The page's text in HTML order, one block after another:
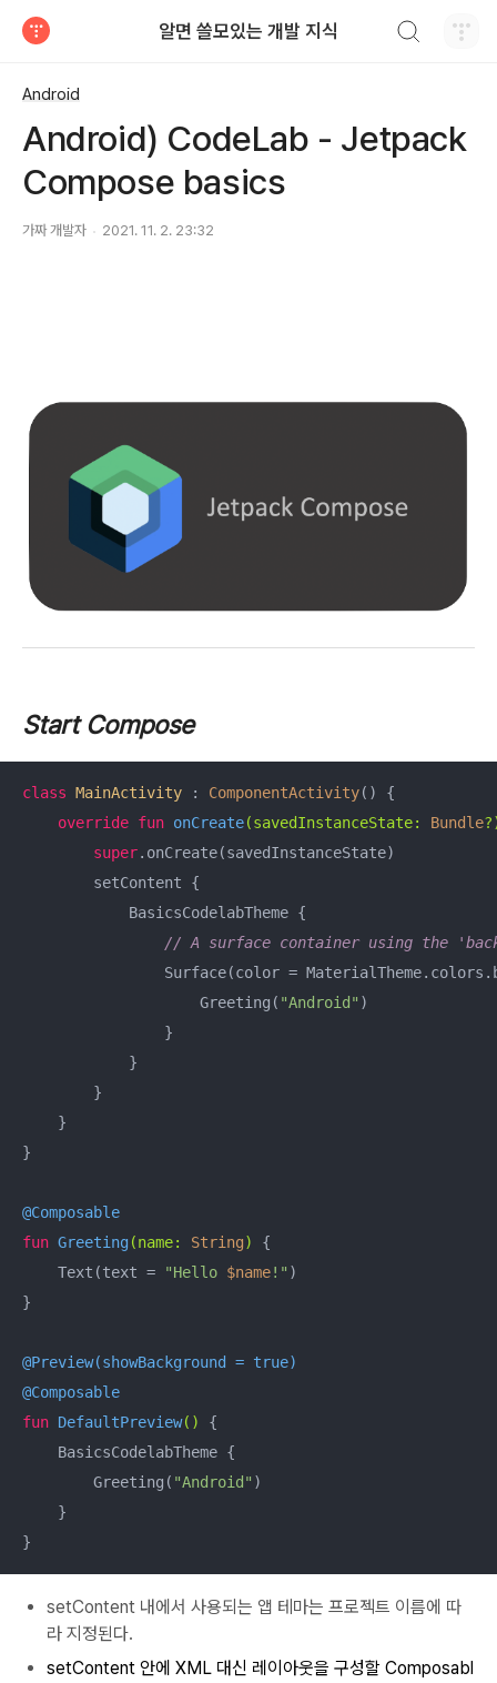
알면 쓸모있는 개발 지식
Android
Android) CodeLab - Jetpack
Compose basics
가짜 개발자 2021. 11. 2. 23:32
Start Compose
class MainActivity : ComponentActivity() {
override fun onCreate(savedInstanceState: Bundle
super.onCreate(savedInstanceState)
        setContent {
            BasicsCodelabTheme {
// A surface container using the
Surface(color =
                    Greeting(
"Android" )
                }
            }
        }
    }
}
@Composable
fun Greeting (name: String)
{
    Text(text =
"Hello $name!" )
}
@Preview(showBackground = true)
@Composable
fun DefaultPreview()
{
    BasicsCodelabTheme {
        Greeting(
"Android" )
    }
}
setContent 내에서 사용되는 앱 테마는 프로젝트 이름에 따
라 지정된다.
setContent 안에 XML 대신 레이아웃을 구성할 Composabl